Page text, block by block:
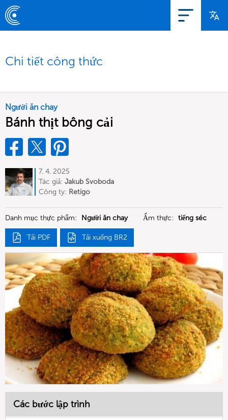
Chi tiết công thức
Người ăn chay
Bánh thịt bông cải
7. 4. 2025
Tác giả: Jakub Svoboda
Công ty: Retigo
Danh mục thực phẩm: Người ăn chay Ẩm thực: tiếng séc
Tải PDF Tải xuống BR2
Các bước lập trình